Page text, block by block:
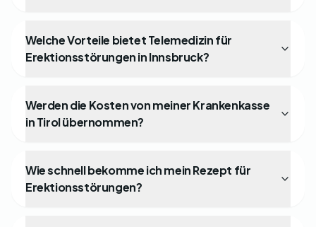
Welche Vorteile bietet Telemedizin für
Erektionsstörungen in Innsbruck?
Werden die Kosten von meiner Krankenkasse
in Tirol übernommen?
Wie schnell bekomme ich mein Rezept für
Erektionsstörungen?